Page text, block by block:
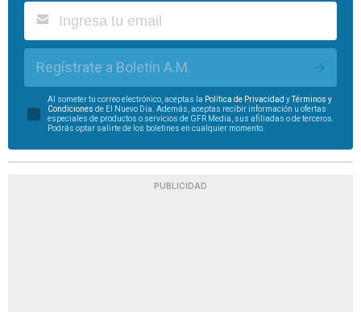
Regístrate a Boletín A.M.
Al someter tu correo electrónico, aceptas la Política de Privacidad yTérminos y
Condiciones de El Nuevo Día. Además, aceptas recibir información u ofertas
especiales de productos o servicios de GFR Media, sus afiliadas o de terceros.
Podrás optar salirte de los boletines en cualquier momento.
PUBLICIDAD